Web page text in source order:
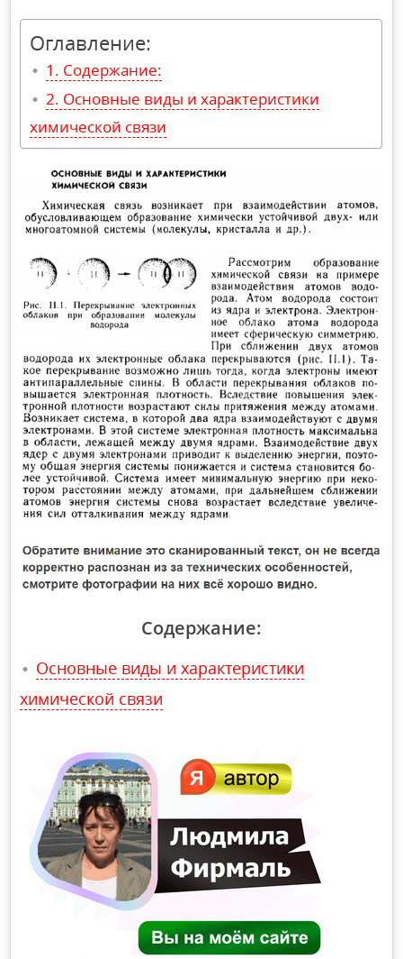
Оглавление:
Содержание:
Основные виды и характеристики
химической связи
Содержание:
Основные виды и характеристики
химической связи